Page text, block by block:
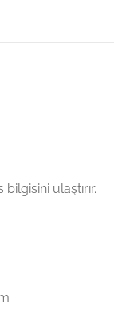
ulaştırır.